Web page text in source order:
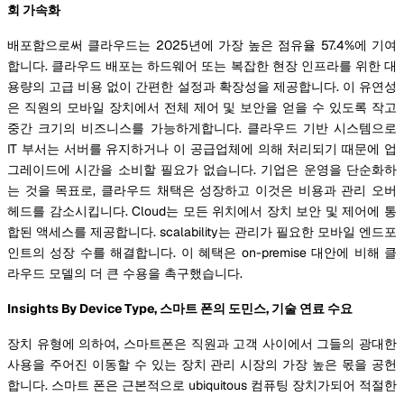
회 가속화
배포함으로써 클라우드는 2025년에 가장 높은 점유율 57.4%에 기여
합니다. 클라우드 배포는 하드웨어 또는 복잡한 현장 인프라를 위한 대
용량의 고급 비용 없이 간편한 설정과 확장성을 제공합니다. 이 유연성
은 직원의 모바일 장치에서 전체 제어 및 보안을 얻을 수 있도록 작고
중간 크기의 비즈니스를 가능하게합니다. 클라우드 기반 시스템으로
IT 부서는 서버를 유지하거나 이 공급업체에 의해 처리되기 때문에 업
그레이드에 시간을 소비할 필요가 없습니다. 기업은 운영을 단순화하
는 것을 목표로, 클라우드 채택은 성장하고 이것은 비용과 관리 오버
헤드를 감소시킵니다. Cloud는 모든 위치에서 장치 보안 및 제어에 통
합된 액세스를 제공합니다. scalability는 관리가 필요한 모바일 엔드포
인트의 성장 수를 해결합니다. 이 혜택은 on-premise 대안에 비해 클
라우드 모델의 더 큰 수용을 촉구했습니다.
Insights By Device Type, 스마트 폰의 도민스, 기술 연료 수요
장치 유형에 의하여, 스마트폰은 직원과 고객 사이에서 그들의 광대한
사용을 주어진 이동할 수 있는 장치 관리 시장의 가장 높은 몫을 공헌
합니다. 스마트 폰은 근본적으로 ubiquitous 컴퓨팅 장치가되어 적절한